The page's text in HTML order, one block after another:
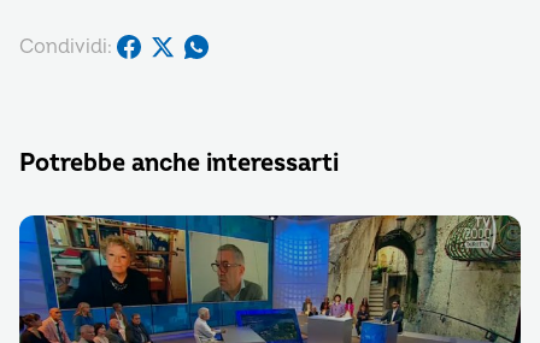
Condividi:
Potrebbe anche interessarti